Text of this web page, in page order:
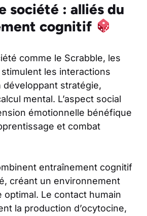
société : alliés du
cognitif
comme le Scrabble, les
les interactions
développant stratégie,
mental. L’aspect social
émotionnelle bénéfique
et combat
entraînement cognitif
créant un environnement
optimal. Le contact humain
la production d’ocytocine,